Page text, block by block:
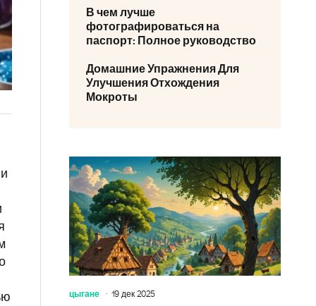
В чем лучше
фотографироваться на
паспорт: Полное руководство
Домашние Упражнения Для
Улучшения Отхождения
Мокроты
цыгане 19 дек 2025